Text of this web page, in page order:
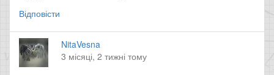
Відповісти
NitaVesna
3 місяці, 2 тижні тому